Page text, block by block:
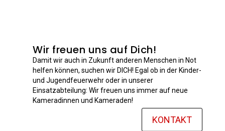
Wir freuen uns auf Dich!
Damit wir auch in Zukunft anderen Menschen in Not
helfen können, suchen wir DICH! Egal ob in der Kinder-
und Jugendfeuerwehr oder in unserer
Einsatzabteilung: Wir freuen uns immer auf neue
Kameradinnen und Kameraden!
KONTAKT